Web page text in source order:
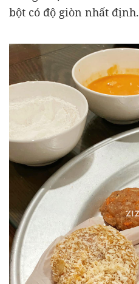
bột có độ giòn nhất định.